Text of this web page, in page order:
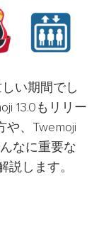
い期間でし
13.0もリリー
や、Twemoji
なに重要な
します。